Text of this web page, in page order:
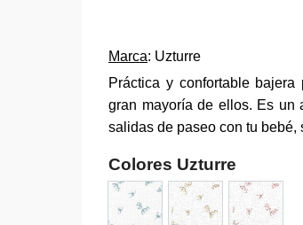
Marca: Uzturre
Práctica y confortable
gran mayoría de ellos. Es un
salidas de paseo con tu bebé,
Colores Uzturre